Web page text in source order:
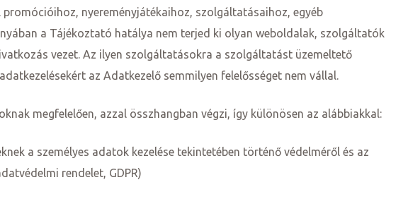
nyereményjátékaihoz, szolgáltatásaihoz, egyéb
a Tájékoztató hatálya nem terjed ki olyan weboldalak, szolgáltatók
vezet. Az ilyen szolgáltatásokra a szolgáltatást üzemeltető
az Adatkezelő semmilyen felelősséget nem vállal.
megfelelően, azzal összhangban végzi, így különösen az alábbiakkal:
a személyes adatok kezelése tekintetében történő védelméről és az
rendelet, GDPR)